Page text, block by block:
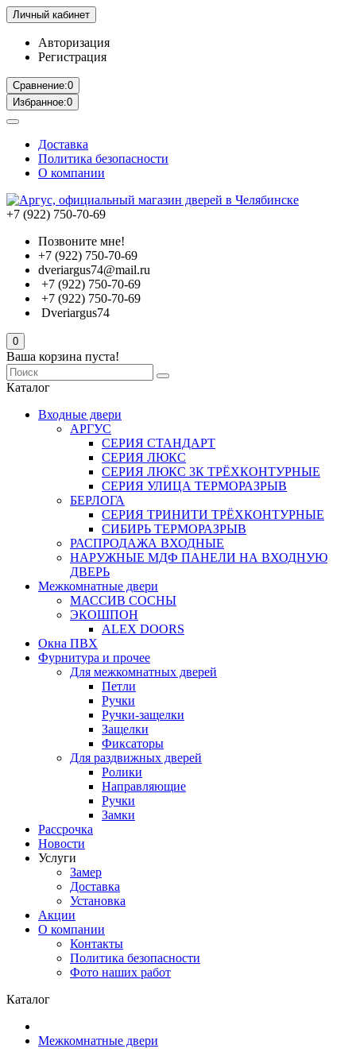
Личный кабинет
Авторизация
Регистрация
Сравнение:0
Избранное:0
Доставка
Политика безопасности
О компании
+7 (922) 750-70-69
Позвоните мне!
+7 (922) 750-70-69
dveriargus74@mail.ru
+7 (922) 750-70-69
+7 (922) 750-70-69
Dveriargus74
0
Ваша корзина пуста!
Каталог
Входные двери
АРГУС
СЕРИЯ СТАНДАРТ
СЕРИЯ ЛЮКС
СЕРИЯ ЛЮКС 3К ТРЁХКОНТУРНЫЕ
СЕРИЯ УЛИЦА ТЕРМОРАЗРЫВ
БЕРЛОГА
СЕРИЯ ТРИНИТИ ТРЁХКОНТУРНЫЕ
СИБИРЬ ТЕРМОРАЗРЫВ
РАСПРОДАЖА ВХОДНЫЕ
НАРУЖНЫЕ МДФ ПАНЕЛИ НА ВХОДНУЮ
ДВЕРЬ
Межкомнатные двери
МАССИВ СОСНЫ
ЭКОШПОН
ALEX DOORS
Окна ПВХ
Фурнитура и прочее
Для межкомнатных дверей
Петли
Ручки
Ручки-защелки
Защелки
Фиксаторы
Для раздвижных дверей
Ролики
Направляющие
Ручки
Замки
Рассрочка
Новости
Услуги
Замер
Доставка
Установка
Акции
О компании
Контакты
Политика безопасности
Фото наших работ
Каталог
Межкомнатные двери